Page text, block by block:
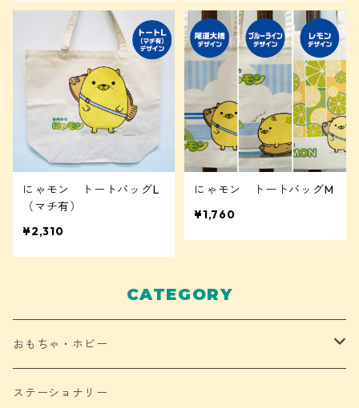
にゃモン トートバッグL
（マチ有）
¥2,310
にゃモン トートバッグM
¥1,760
CATEGORY
おもちゃ・ホビー
ぬいぐるみ
ステーショナリー